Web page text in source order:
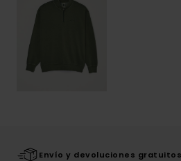
Envío y devoluciones